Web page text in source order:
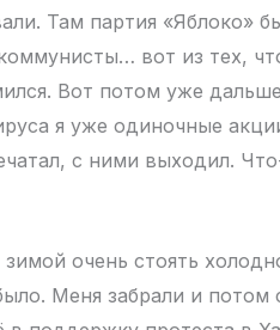
Там партия «Яблоко»
вот из тех,
Вот потом уже
я уже одиночные
с ними выходил.
очень стоять
Меня забрали и